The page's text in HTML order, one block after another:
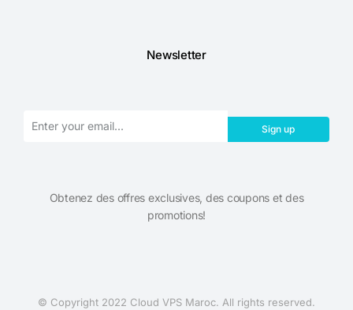
Newsletter
Sign up
Obtenez des offres exclusives, des coupons et des
promotions!​
© Copyright 2022 Cloud VPS Maroc. All rights reserved.